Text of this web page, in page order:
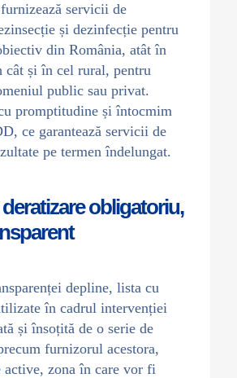
servicii de
și dezinfecție pentru
din România, atât în
cât și în cel rural, pentru
public sau privat.
promptitudine și întocmim
ce garantează servicii de
pe termen îndelungat.
obligatoriu,
depline, lista cu
în cadrul intervenției
și însoțită de o serie de
furnizorul acestora,
active, zona în care vor fi